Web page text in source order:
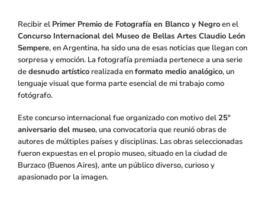
Recibir el Primer Premio de Fotografía en Blanco y Negroen el
Concurso Internacional del Museo de Bellas Artes Claudio León
Sempere, en Argentina, ha sido una de esas noticias que llegan con
sorpresa y emoción. La fotografía premiada pertenece a una serie
dedesnudo artístico realizada enformato medio analógico, un
lenguaje visual que forma parte esencial de mi trabajo como
fotógrafo.
Este concurso internacional fue organizado con motivo del 25º
aniversario del museo, una convocatoria que reunió obras de
autores de múltiples países y disciplinas. Las obras seleccionadas
fueron expuestas en el propio museo, situado en la ciudad de
Burzaco (Buenos Aires), ante un público diverso, curioso y
apasionado por la imagen.